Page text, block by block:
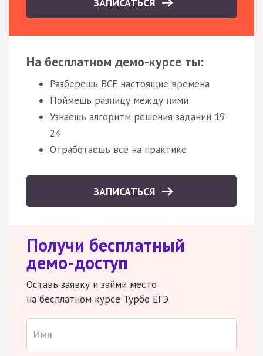
На бесплатном демо-курсе ты:
Разберешь ВСЕ настоящие времена
Поймешь разницу между ними
Узнаешь алгоритм решения заданий 19-
24
Отработаешь все на практике
ЗАПИСАТЬСЯ
Получи бесплатный
демо-доступ
Оставь заявку и займи место
на бесплатном курсе Турбо ЕГЭ